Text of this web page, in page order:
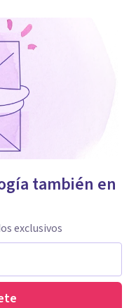
también en
exclusivos